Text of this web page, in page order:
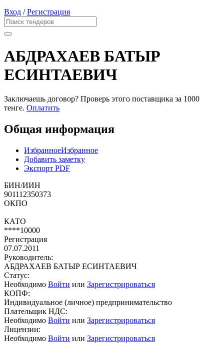
Вход /Регистрация
АБДРАХАЕВ БАТЫР
ЕСИНТАЕВИЧ
Заключаешь договор? Проверь этого поставщика за 1000
тенге. Оплатить
Общая информация
ИзбранноеИзбранное
Добавить заметку
Экспорт PDF
БИН/ИИН
901112350373
ОКПО
КАТО
****10000
Регистрация
07.07.2011
Руководитель:
АБДРАХАЕВ БАТЫР ЕСИНТАЕВИЧ
Статус:
Необходимо Войти или Зарегистрироваться
КОПФ:
Индивидуальное (личное) предпринимательство
Плательщик НДС:
Необходимо Войти или Зарегистрироваться
Лицензии:
Необходимо Войти или Зарегистрироваться